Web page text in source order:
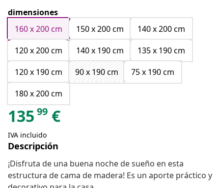
dimensiones
160 x 200 cm
150 x 200 cm
140 x 200 cm
120 x 200 cm
140 x 190 cm
135 x 190 cm
120 x 190 cm
90 x 190 cm
75 x 190 cm
180 x 200 cm
135 99 €
IVA incluido
Descripción
¡Disfruta de una buena noche de sueño en esta
estructura de cama de madera! Es un aporte práctico y